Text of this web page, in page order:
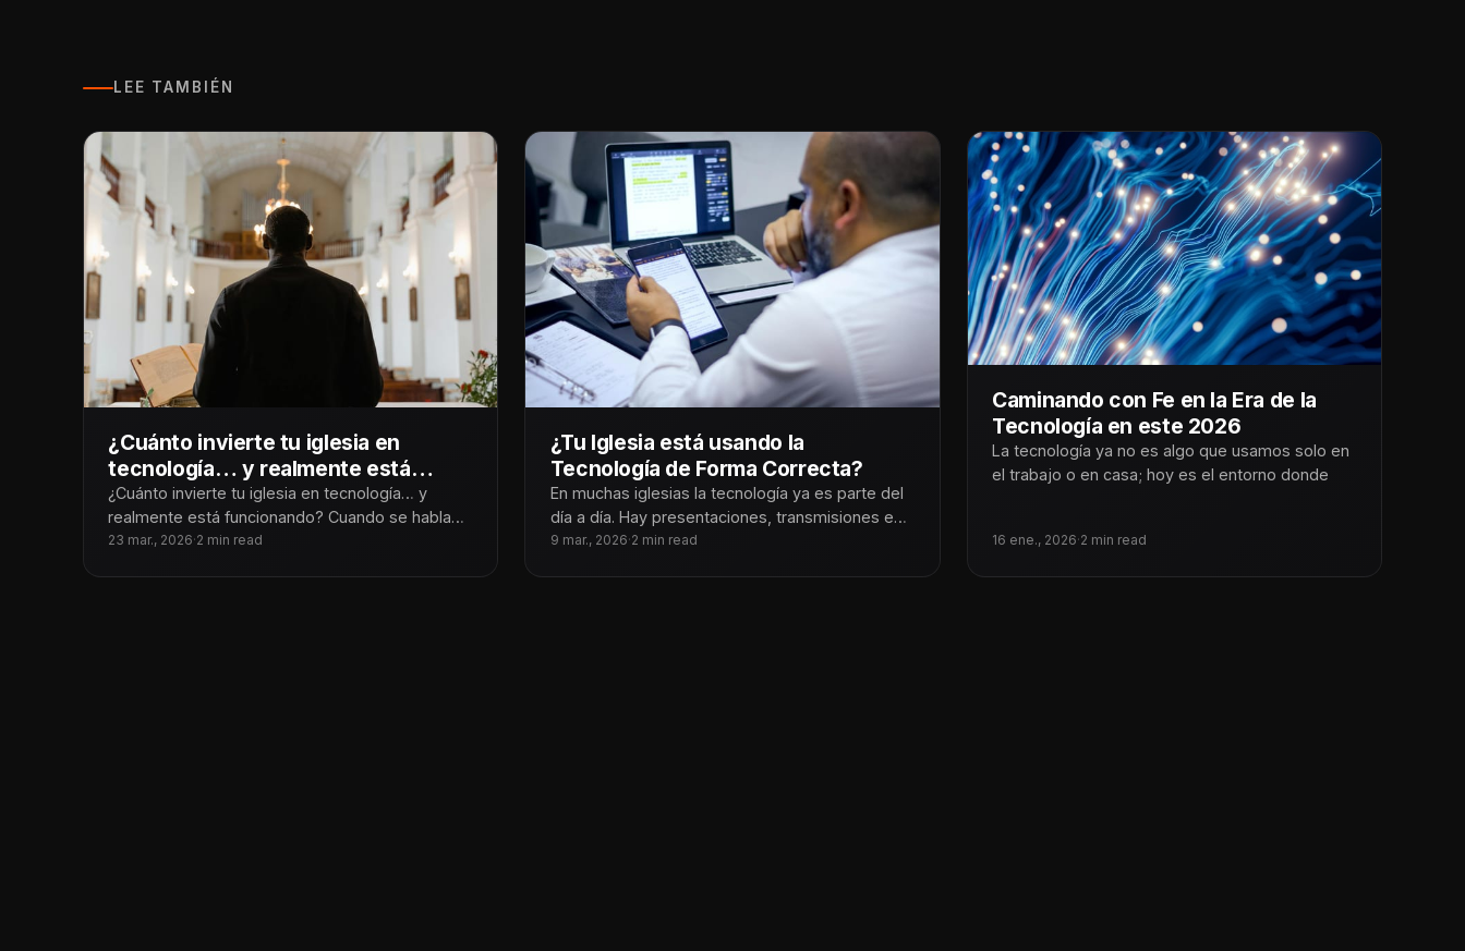
LEE TAMBIÉN
¿Cuánto invierte tu iglesia en
tecnología… y realmente está
funcionando?
¿Cuánto invierte tu iglesia en tecnología… y
realmente está funcionando? Cuando se habla
de tecnología en la iglesia, casi siempre
23 mar., 2026·2 min read
¿Tu Iglesia está usando la
Tecnología de Forma Correcta?
En muchas iglesias la tecnología ya es parte del
día a día. Hay presentaciones, transmisiones en
línea, grupos de WhatsApp,
9 mar., 2026·2 min read
Caminando con Fe en la Era de la
Tecnología en este 2026
La tecnología ya no es algo que usamos solo en
el trabajo o en casa; hoy es el entorno donde
16 ene., 2026·2 min read